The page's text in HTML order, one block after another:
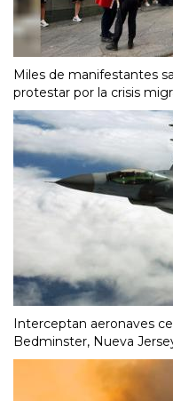
Miles de manifestantes
protestar por la crisis
Interceptan aeronaves
Bedminster, Nueva